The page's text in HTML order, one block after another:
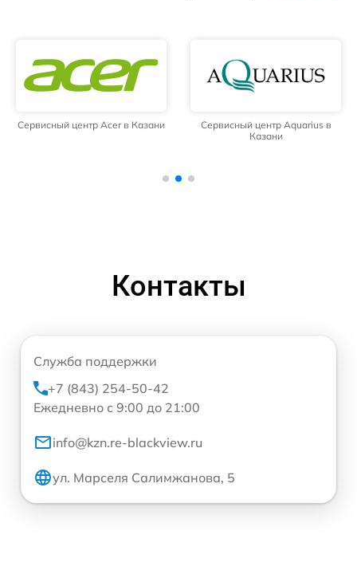
Сервисный центр Acer в Казани
Сервисный центр Aquarius в
Казани
Контакты
Служба поддержки
+7 (843) 254-50-42
Ежедневно с 9:00 до 21:00
info@kzn.re-blackview.ru
ул. Марселя Салимжанова, 5